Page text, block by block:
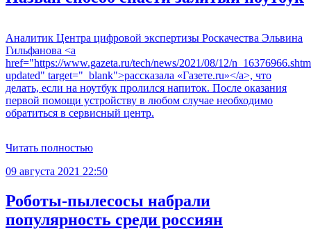
Аналитик Центра цифровой экспертизы Роскачества Эльвина
Гильфанова <a
href="https://www.gazeta.ru/tech/news/2021/08/12/
updated" target="_blank">рассказала «Газете.ru»</a>, что
делать, если на ноутбук пролился напиток. После оказания
первой помощи устройству в любом случае необходимо
обратиться в сервисный центр.
Читать полностью
09 августа 2021 22:50
Роботы-пылесосы набрали
популярность среди россиян